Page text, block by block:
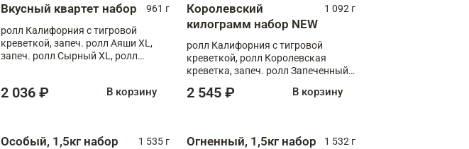
Вкусный квартет набор
961 г
ролл Калифорния с тигровой
креветкой, запеч. ролл Аяши XL,
запеч. ролл Сырный XL, ролл
2 036 ₽ В корзину
Королевский
килограмм набор NEW
1 092 г
ролл Калифорния с тигровой
креветкой, ролл Королевская
креветка, запеч. ролл Запеченный
XL, запеч. ролл Крабик Хот
2 545 ₽ В корзину
Особый, 1,5кг набор
1 535 г
Огненный, 1,5кг набор
1 532 г